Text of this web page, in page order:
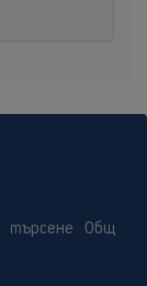
търсене
Общ